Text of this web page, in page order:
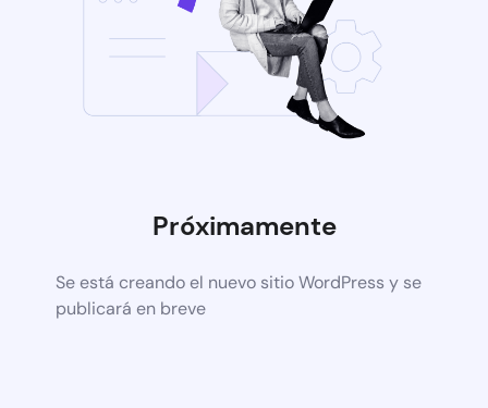
Próximamente
Se está creando el nuevo sitio WordPress y se
publicará en breve